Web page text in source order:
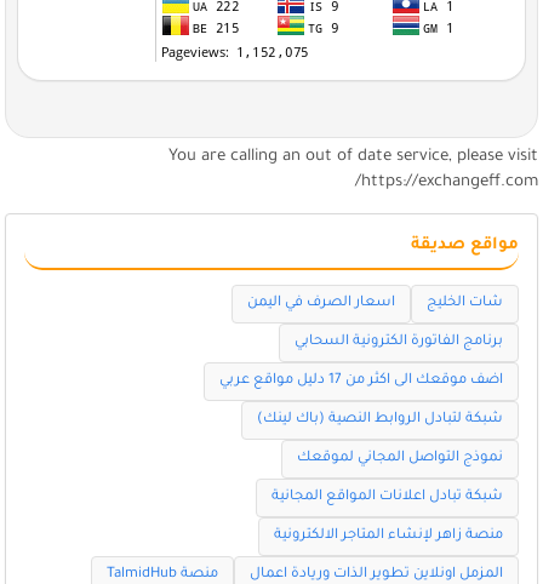
You are calling an out of date service, please visit
https://exchangeff.com/
مواقع صديقة
شات الخليج اسعار الصرف في اليمن
برنامج الفاتورة الكترونية السحابي
اضف موقعك الى اكثر من 17 دليل مواقع عربي
شبكة لتبادل الروابط النصية (باك لينك)
نموذج التواصل المجاني لموقعك
شبكة تبادل اعلانات المواقع المجانية
منصة زاهر لإنشاء المتاجر الالكترونية
المزمل اونلاين تطوير الذات وريادة اعمال منصة TalmidHub